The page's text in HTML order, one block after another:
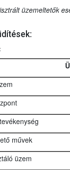
üzemeltetők
művek
üzem